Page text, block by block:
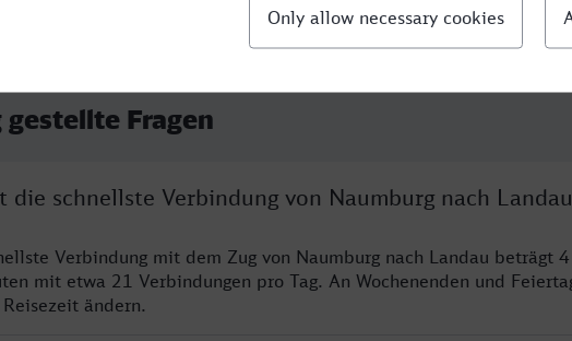
gestellte Fragen
die schnellste Verbindung von Naumburg nach
Verbindung mit dem Zug von Naumburg nach Landau beträgt
mit etwa 21 Verbindungen pro Tag. An Wochenenden und
ändern.